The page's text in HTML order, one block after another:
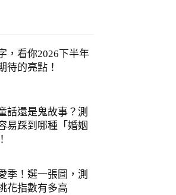
，看你2026下半年
待的亮點！
話還是鬼故事？測
易踩到哪種「婚姻
季！選一張圖，測
花指數有多高